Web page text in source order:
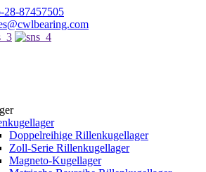
28-87457505
Doppelreihige Rillenkugellager
Zoll-Serie Rillenkugellager
Magneto-Kugellager